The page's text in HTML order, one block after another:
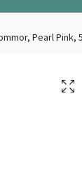
Pearl Pink,